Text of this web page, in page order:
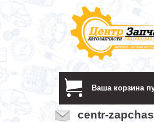
Ваша корзина
centr-